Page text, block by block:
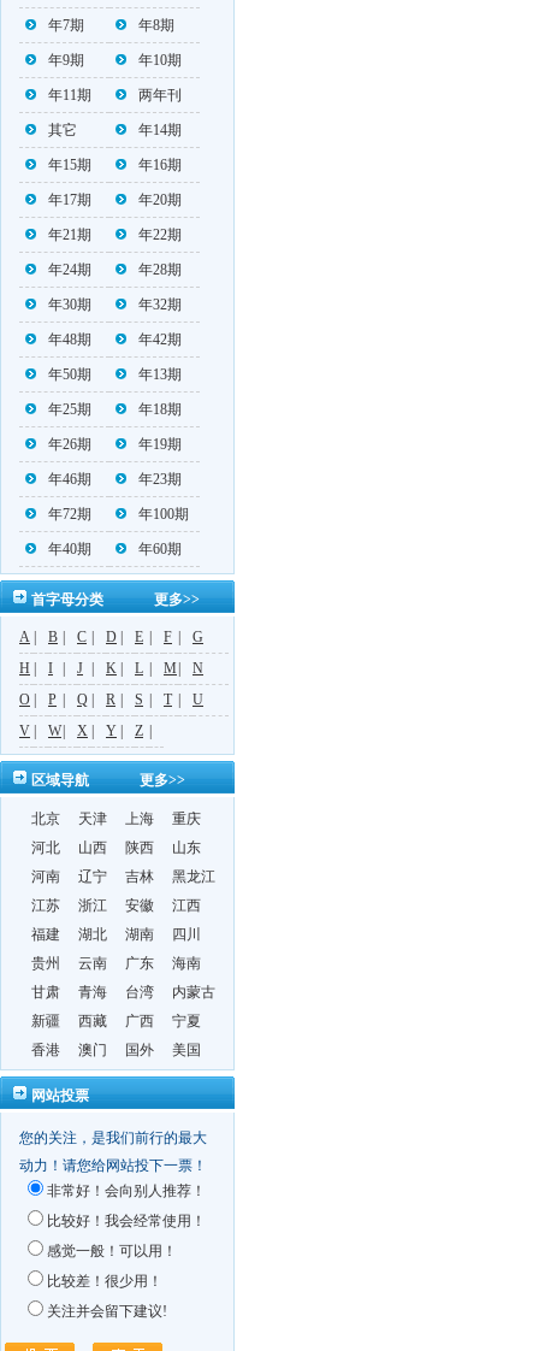
年7期 年8期
年9期 年10期
年11期 两年刊
其它 年14期
年15期 年16期
年17期 年20期
年21期 年22期
年24期 年28期
年30期 年32期
年48期 年42期
年50期 年13期
年25期 年18期
年26期 年19期
年46期 年23期
年72期 年100期
年40期 年60期
更多>>
首字母分类
A B C D E F
G
H
I J K L M
N
O
P Q R S T
U
V
W X Y Z
更多>>
区域导航
北京 天津 上海
重庆
河北
山西 陕西
山东
河南
辽宁 吉林
黑龙江
江苏
浙江 安徽
江西
福建
湖北 湖南
四川
贵州
云南 广东
海南
甘肃
青海 台湾
内蒙古
新疆
西藏 广西
宁夏
香港
澳门 国外 美国
网站投票
您的关注，是我们前行的最大
动力！请您给网站投下一票！
非常好！会向别人推荐！
比较好！我会经常使用！
感觉一般！可以用！
比较差！很少用！
关注并会留下建议!